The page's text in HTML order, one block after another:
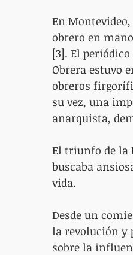
En
obrero en
[3]. El
Obrera estuvo
obreros
su vez, una
anarquista,
El triunfo de la
buscaba
vida.
Desde un
la revolución y
sobre la